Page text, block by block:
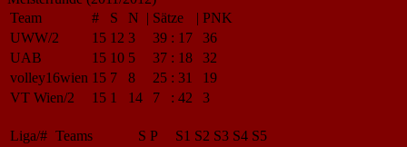
Team
# S N | Sätze | PNK
UWW/2
15 12 3 39 : 17
36
UAB
15 10 5 37 : 18
32
volley16wien 15 7 8 25 : 31
19
VT Wien/2
15 1 14 7 : 42 3
Liga/# Teams S P S1 S2 S3 S4 S5